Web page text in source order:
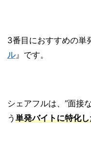
3番目におすすめの単
ル』です。
シェアフルは、”面接
う 単発バイトに特化